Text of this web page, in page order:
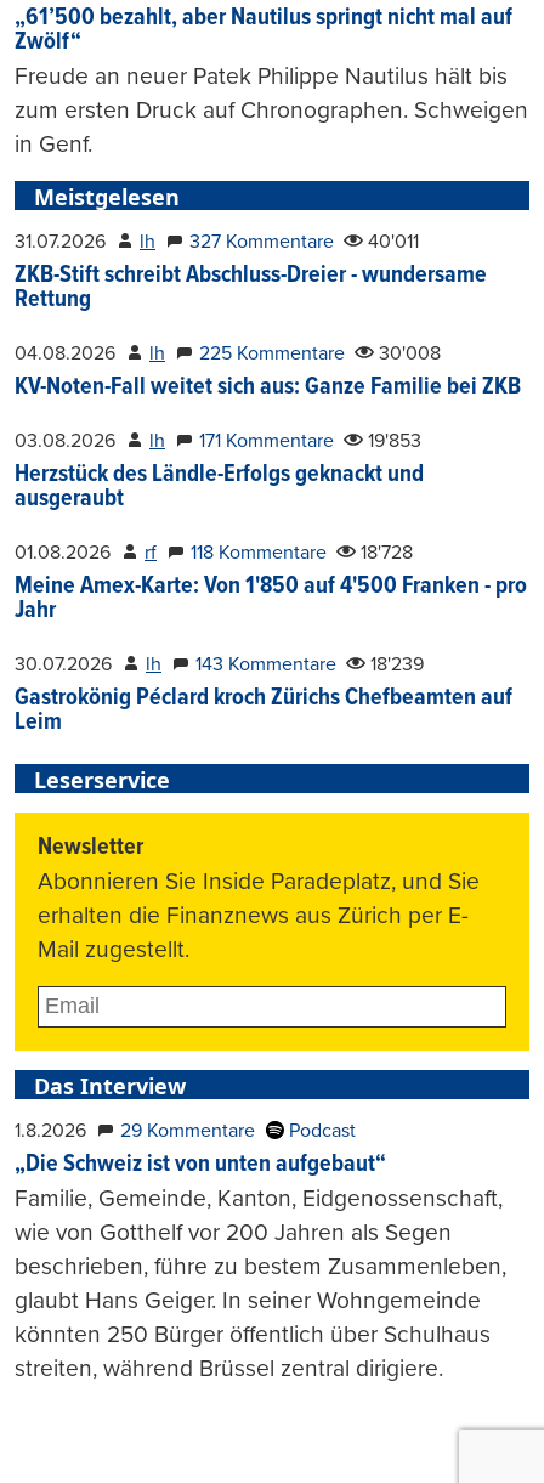
„61’500 bezahlt, aber Nautilus springt nicht mal auf
Zwölf“
Freude an neuer Patek Philippe Nautilus hält bis
zum ersten Druck auf Chronographen. Schweigen
in Genf.
Meistgelesen
31.07.2026 lh 327 Kommentare 40'011
ZKB-Stift schreibt Abschluss-Dreier - wundersame
Rettung
04.08.2026 lh 225 Kommentare 30'008
KV-Noten-Fall weitet sich aus: Ganze Familie bei ZKB
03.08.2026 lh 171 Kommentare 19'853
Herzstück des Ländle-Erfolgs geknackt und
ausgeraubt
01.08.2026 rf 118 Kommentare 18'728
Meine Amex-Karte: Von 1'850 auf 4'500 Franken - pro
Jahr
30.07.2026 lh 143 Kommentare 18'239
Gastrokönig Péclard kroch Zürichs Chefbeamten auf
Leim
Leserservice
Newsletter
Abonnieren Sie Inside Paradeplatz, und Sie
erhalten die Finanznews aus Zürich per E-
Mail zugestellt.
Das Interview
1.8.2026 29 Kommentare Podcast
„Die Schweiz ist von unten aufgebaut“
Familie, Gemeinde, Kanton, Eidgenossenschaft,
wie von Gotthelf vor 200 Jahren als Segen
beschrieben, führe zu bestem Zusammenleben,
glaubt Hans Geiger. In seiner Wohngemeinde
könnten 250 Bürger öffentlich über Schulhaus
streiten, während Brüssel zentral dirigiere.